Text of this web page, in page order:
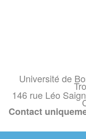
Université de
146 rue Léo
Contact